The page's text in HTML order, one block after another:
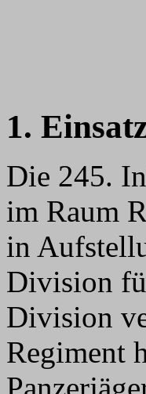
1.
Die 245.
im Raum
in
Division
Division
Regiment